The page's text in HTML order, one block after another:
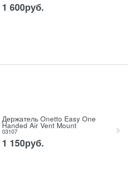
1 600руб.
Держатель Onetto Easy One
Handed Air Vent Mount
03107
1 150руб.